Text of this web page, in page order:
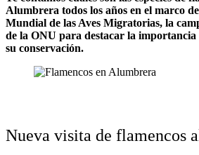
Alumbrera todos los años en el marco
Mundial de las Aves Migratorias, la
de la ONU para destacar la importancia
su conservación.
Nueva visita de flamencos